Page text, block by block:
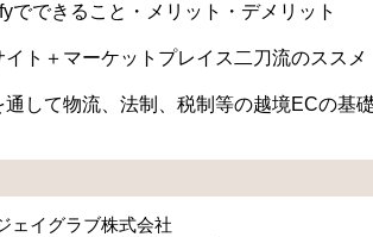
でできること・メリット・デメリット
イト＋マーケットプレイス二刀流のススメ
通して物流、法制、税制等の越境ECの基
ェイグラブ株式会社